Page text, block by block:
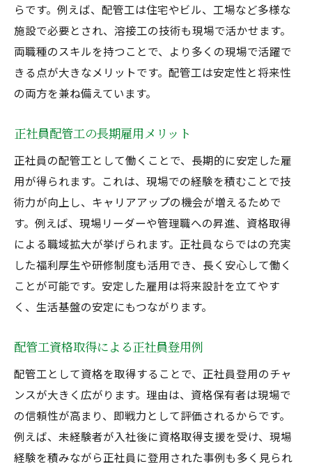
らです。例えば、配管工は住宅やビル、工場など多様な
施設で必要とされ、溶接工の技術も現場で活かせます。
両職種のスキルを持つことで、より多くの現場で活躍で
きる点が大きなメリットです。配管工は安定性と将来性
の両方を兼ね備えています。
正社員配管工の長期雇用メリット
正社員の配管工として働くことで、長期的に安定した雇
用が得られます。これは、現場での経験を積むことで技
術力が向上し、キャリアアップの機会が増えるためで
す。例えば、現場リーダーや管理職への昇進、資格取得
による職域拡大が挙げられます。正社員ならではの充実
した福利厚生や研修制度も活用でき、長く安心して働く
ことが可能です。安定した雇用は将来設計を立てやす
く、生活基盤の安定にもつながります。
配管工資格取得による正社員登用例
配管工として資格を取得することで、正社員登用のチャ
ンスが大きく広がります。理由は、資格保有者は現場で
の信頼性が高まり、即戦力として評価されるからです。
例えば、未経験者が入社後に資格取得支援を受け、現場
経験を積みながら正社員に登用された事例も多く見られ